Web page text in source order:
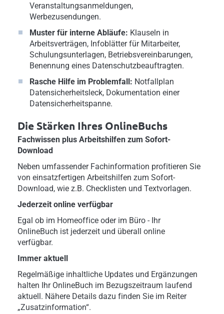
Veranstaltungsanmeldungen,
Werbezusendungen.
Muster für interne Abläufe: Klauseln in
Arbeitsverträgen, Infoblätter für Mitarbeiter,
Schulungsunterlagen, Betriebsvereinbarungen,
Benennung eines Datenschutzbeauftragten.
Rasche Hilfe im Problemfall: Notfallplan
Datensicherheitsleck, Dokumentation einer
Datensicherheitspanne.
Die Stärken Ihres OnlineBuchs
Fachwissen plus Arbeitshilfen zum Sofort-
Download
Neben umfassender Fachinformation profitieren Sie
von einsatzfertigen Arbeitshilfen zum Sofort-
Download, wie z.B. Checklisten und Textvorlagen.
Jederzeit online verfügbar
Egal ob im Homeoffice oder im Büro - Ihr
OnlineBuch ist jederzeit und überall online
verfügbar.
Immer aktuell
Regelmäßige inhaltliche Updates und Ergänzungen
halten Ihr OnlineBuch im Bezugszeitraum laufend
aktuell. Nähere Details dazu finden Sie im Reiter
„Zusatzinformation“.